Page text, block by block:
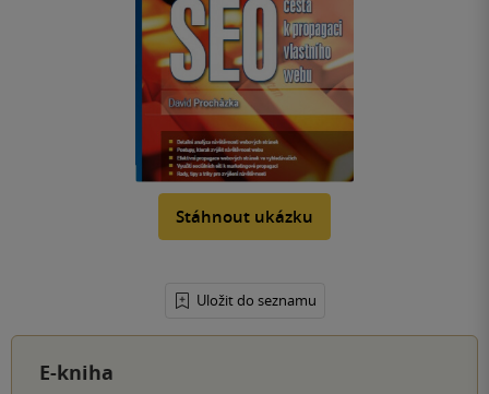
Stáhnout ukázku
Uložit do seznamu
E-kniha